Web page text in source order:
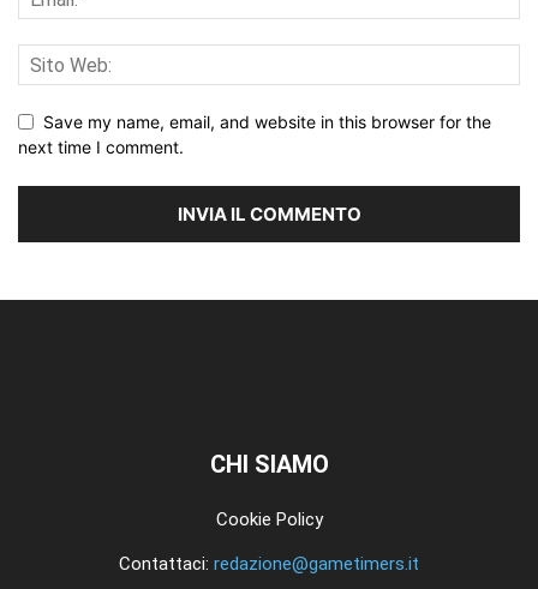
Save my name, email, and website in this browser for the
next time I comment.
CHI SIAMO
Cookie Policy
Contattaci: redazione@gametimers.it